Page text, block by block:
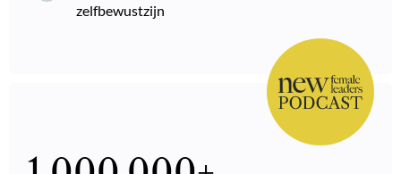
zelfbewustzijn